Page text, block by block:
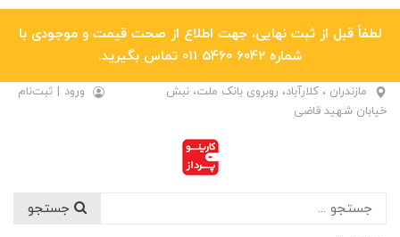
لطفاً قبل از ثبت نهایی، جهت اطلاع از صحت قیمت و موجودی با
شماره 6042 5460 011 تماس بگیرید.
مازندران ، کلارآباد، روبروی بانک ملت، نبش
خیابان شهید قاضی
ورود | ثبت‌نام